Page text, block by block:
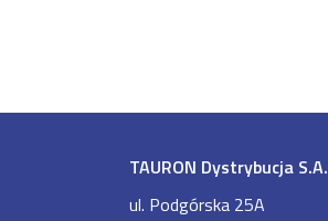
TAURON Dystrybucja S.A.
ul. Podgórska 25A